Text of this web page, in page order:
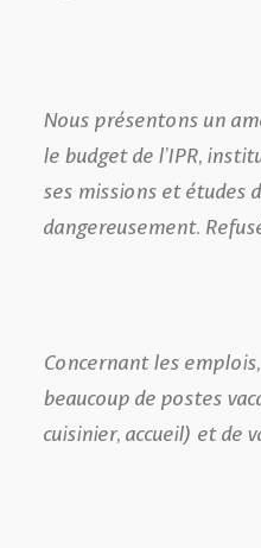
Nous présentons un
le budget de l’IPR,
ses missions et études
dangereusement.
Concernant les
beaucoup de postes
cuisinier, accueil) et de